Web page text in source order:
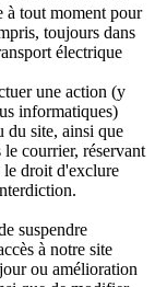
à tout moment pour
toujours dans
électrique
une action (y
informatiques)
du site, ainsi que
courrier, réservant
droit d'exclure
suspendre
à notre site
ou amélioration